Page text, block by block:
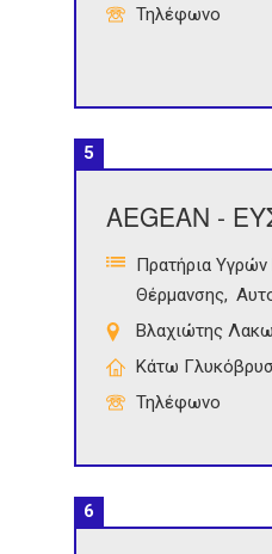
Τηλέφωνο
5
AEGEAN -
Πρατήρια
Θέρμανσης
Βλαχιώτης
Κάτω
Τηλέφωνο
6